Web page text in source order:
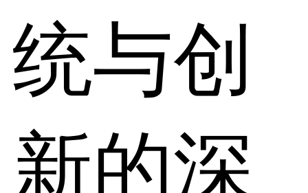
统与创
新的深